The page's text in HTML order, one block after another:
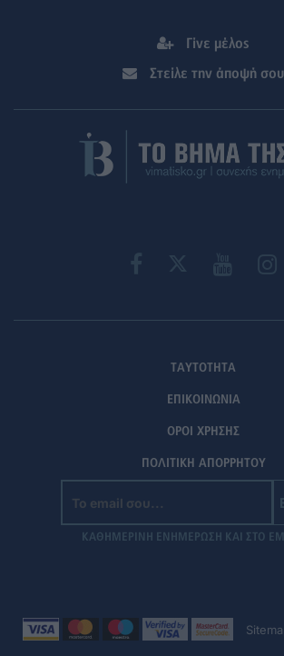
Γίνε μέλος
Στείλε την άποψή σου
ΤΑΥΤΟΤΗΤΑ
ΕΠΙΚΟΙΝΩΝΙΑ
ΟΡΟΙ ΧΡΗΣΗΣ
ΠΟΛΙΤΙΚΗ ΑΠΟΡΡΗΤΟΥ
ΚΑΘΗΜΕΡΙΝΗ ΕΝΗΜΕΡΩΣΗ ΚΑΙ ΣΤΟ